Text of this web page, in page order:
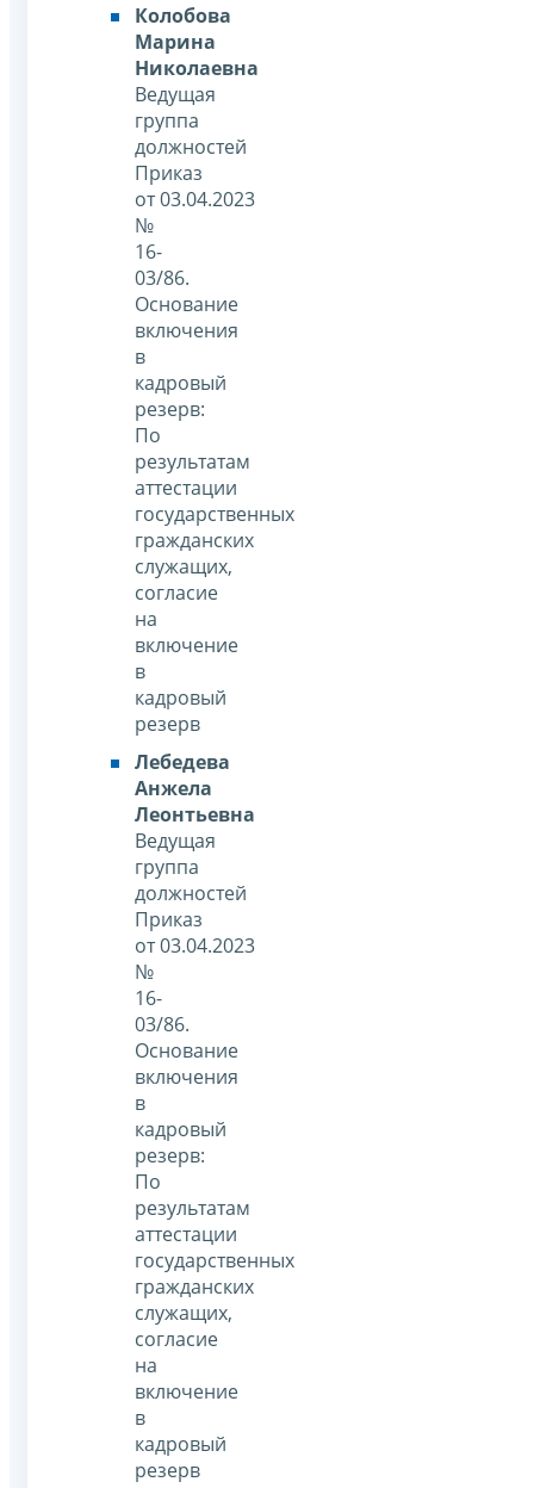
Колобова
Марина
Николаевна
Ведущая
группа
должностей
Приказ
от 03.04.2023
№
16-
03/86.
Основание
включения
в
кадровый
резерв:
По
результатам
аттестации
государственных
гражданских
служащих,
согласие
на
включение
в
кадровый
резерв
Лебедева
Анжела
Леонтьевна
Ведущая
группа
должностей
Приказ
от 03.04.2023
№
16-
03/86.
Основание
включения
в
кадровый
резерв:
По
результатам
аттестации
государственных
гражданских
служащих,
согласие
на
включение
в
кадровый
резерв